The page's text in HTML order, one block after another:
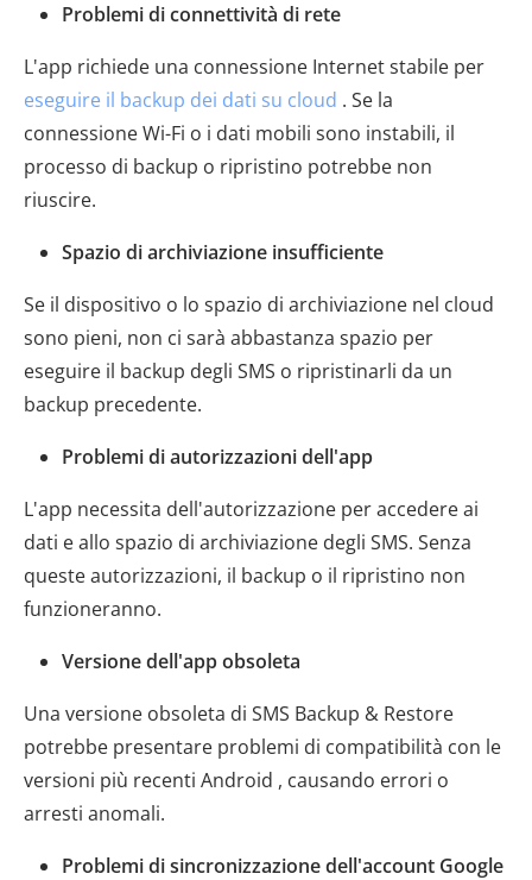
Problemi di connettività di rete
L'app richiede una connessione Internet stabile per
eseguire il backup dei dati su cloud . Se la
connessione Wi-Fi o i dati mobili sono instabili, il
processo di backup o ripristino potrebbe non
riuscire.
Spazio di archiviazione insufficiente
Se il dispositivo o lo spazio di archiviazione nel cloud
sono pieni, non ci sarà abbastanza spazio per
eseguire il backup degli SMS o ripristinarli da un
backup precedente.
Problemi di autorizzazioni dell'app
L'app necessita dell'autorizzazione per accedere ai
dati e allo spazio di archiviazione degli SMS. Senza
queste autorizzazioni, il backup o il ripristino non
funzioneranno.
Versione dell'app obsoleta
Una versione obsoleta di SMS Backup & Restore
potrebbe presentare problemi di compatibilità con le
versioni più recenti Android , causando errori o
arresti anomali.
Problemi di sincronizzazione dell'account Google